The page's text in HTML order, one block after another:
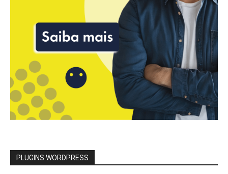
PLUGINS WORDPRESS